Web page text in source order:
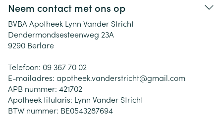
Neem contact met ons op
BVBA Apotheek Lynn Vander Stricht
Dendermondsesteenweg 23A
9290 Berlare
Telefoon: 09 367 70 02
E-mailadres: apotheek.vanderstricht@gmail.com
APB nummer: 421702
Apotheek titularis: Lynn Vander Stricht
BTW nummer: BE0543287694